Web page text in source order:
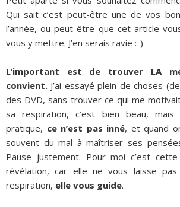
Qui sait c’est peut-être une de vos
l’année, ou peut-être que cet article
vous y mettre. J’en serais ravie :-)
L’important est de trouver LA
convient. J’ai essayé plein de choses
des DVD, sans trouver ce qui me
sa respiration, c’est bien beau,
pratique, ce n’est pas inné, et quand
souvent du mal à maîtriser ses
Pause justement. Pour moi c’est
révélation, car elle ne vous laisse
respiration, elle vous guide.